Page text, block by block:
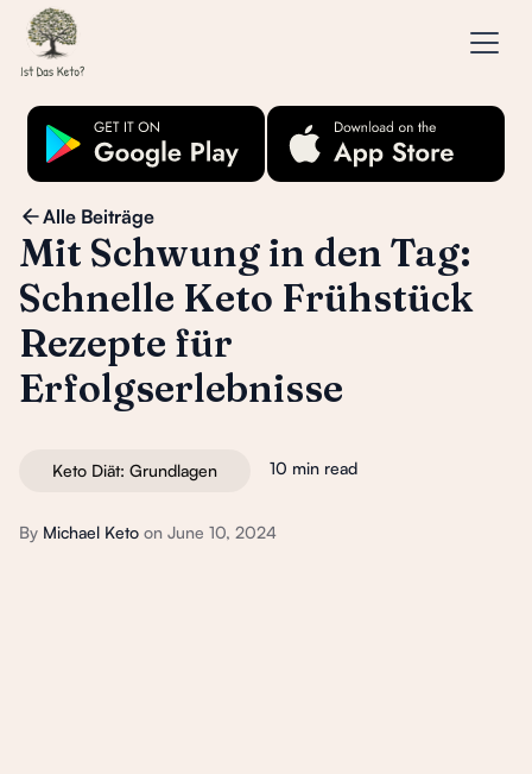
Alle Beiträge
Mit Schwung in den Tag:
Schnelle Keto Frühstück
Rezepte für
Erfolgserlebnisse
Keto Diät: Grundlagen 10 min read
By Michael Keto on June 10, 2024